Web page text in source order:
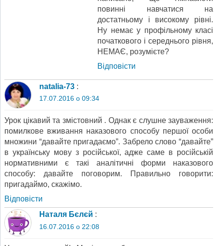
повинні навчатися на
достатньому і високому рівні.
Ну немає у профільному класі
початкового і середнього рівня,
НЕМАЄ, розумієте?
Відповіcти
natalia-73 :
17.07.2016 о 09:34
Урок цікавий та змістовний . Однак є слушне зауваження:
помилкове вживання наказового способу першої особи
множини “давайте пригадаємо”. Забрело слово “давайте”
в українську мову з російської, адже саме в російській
нормативними є такі аналітичні форми наказового
способу: давайте поговорим. Правильно говорити:
пригадаймо, скажімо.
Відповіcти
Наталя Бєлєй :
16.07.2016 о 22:08